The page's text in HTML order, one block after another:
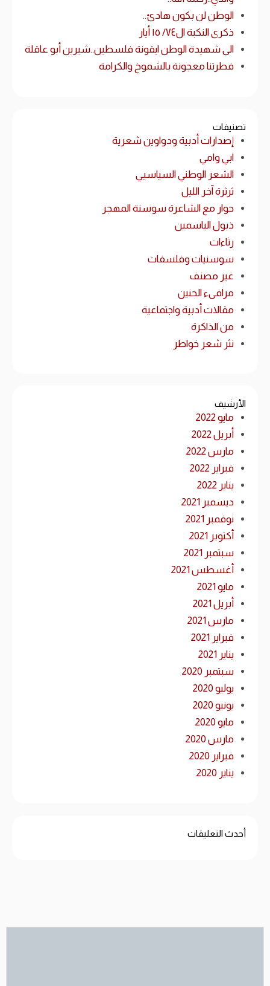
الوطن لن بكون هادئ..
ذكرى النكبة ال٧٤/ ١٥ أيار
الى شهيدة الوطن ايقونة فلسطين..شيرين أبو عاقلة
فطرتنا معجونة بالشموخ والكرامة
تصنيفات
إصدارات أدبية ودواوين شعرية
ابي وامي
الشعر الوطني السياسيي
ثرثرة آخر الليل
حوار مع الشاعرة سوسنة المهجر
ذبول الياسمين
رثاءات
سوسنيات وفلسفات
غير مصنف
مرافىء الحنين
مقالات أدبية واجتماعية
من الذاكرة
نثر شعر خواطر
الأرشيف
مايو 2022
أبريل 2022
مارس 2022
فبراير 2022
يناير 2022
ديسمبر 2021
نوفمبر 2021
أكتوبر 2021
سبتمبر 2021
أغسطس 2021
مايو 2021
أبريل 2021
مارس 2021
فبراير 2021
يناير 2021
سبتمبر 2020
يوليو 2020
يونيو 2020
مايو 2020
مارس 2020
فبراير 2020
يناير 2020
أحدث التعليقات